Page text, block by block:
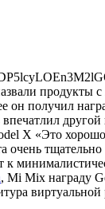
он получил
X «Это
к
, Mi Mix награду